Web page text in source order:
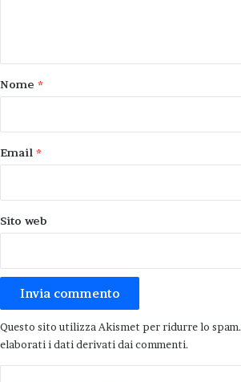
o
Nome *
Email *
Sito web
Questo sito utilizza Akismet per ridurre lo spam.
elaborati i dati derivati dai commenti.